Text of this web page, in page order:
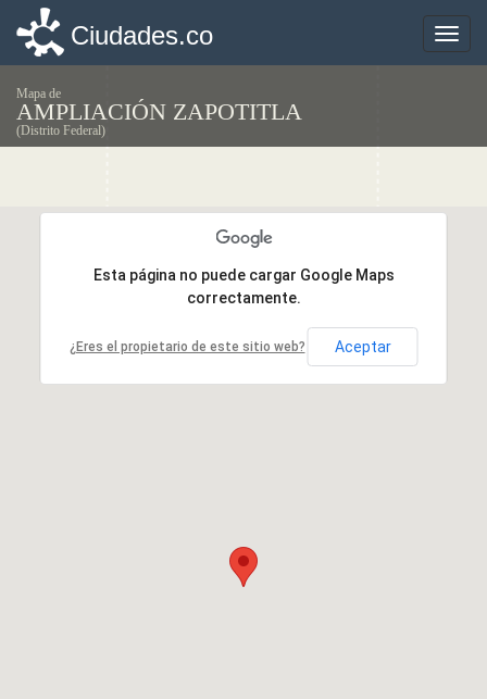
Toggle
Ciudades.co
Mapa de
AMPLIACIÓN ZAPOTITLA
(Distrito Federal)
Esta página no puede cargar Google Maps
correctamente.
¿Eres el propietario de este sitio web? Aceptar
Esta página no puede cargar Google Maps
correctamente.
¿Eres el propietario de este sitio web? Aceptar
Toggle
Ciudades.co